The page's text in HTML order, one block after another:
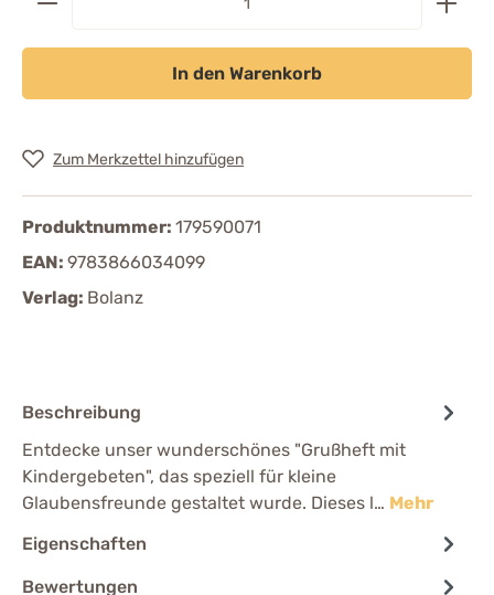
In den Warenkorb
Zum Merkzettel hinzufügen
Produktnummer: 179590071
EAN: 9783866034099
Verlag: Bolanz
Beschreibung
Entdecke unser wunderschönes "Grußheft mit
Kindergebeten", das speziell für kleine
Glaubensfreunde gestaltet wurde. Dieses l… Mehr
Eigenschaften
Bewertungen